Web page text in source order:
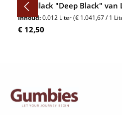
Nagellack "Deep Black" van
Inhoud:0.012 Liter(€ 1.041,67 / 1
Normale prijs:
€ 12,50